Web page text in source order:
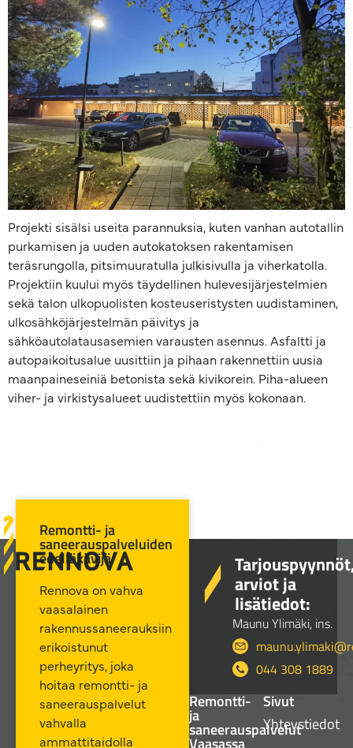
Projekti sisälsi useita parannuksia, kuten vanhan autotallin
purkamisen ja uuden autokatoksen rakentamisen
teräsrungolla, pitsimuuratulla julkisivulla ja viherkatolla.
Projektiin kuului myös täydellinen hulevesijärjestelmien
sekä talon ulkopuolisten kosteuseristysten uudistaminen,
ulkosähköjärjestelmän päivitys ja
sähköautolatausasemien varausten asennus. Asfaltti ja
autopaikoitusalue uusittiin ja pihaan rakennettiin uusia
maanpaineseiniä betonista sekä kivikorein. Piha-alueen
viher- ja virkistysalueet uudistettiin myös kokonaan.
Remontti- ja
saneerauspalveluiden
edelläkävijä
Rennova on vahva
vaasalainen
rakennussaneerauksiin
erikoistunut
perheyritys, joka
hoitaa remontti- ja
saneerauspalvelut
vahvalla
ammattitaidolla
arviot ja
lisätiedot:
Maunu Ylimäki, ins.
044 308 1889
Remontti-
ja
saneerauspalvelut
Vaasassa
Sivut
Yhteystiedot